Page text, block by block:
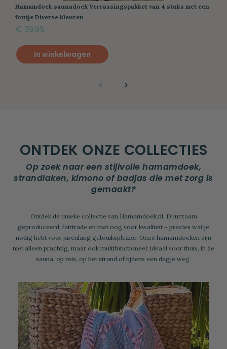
Hamamdoek saunadoek Verrassingspakket van 4 stuks met een
foutje Diverse kleuren
€ 39,95
In winkelwagen
ONTDEK ONZE COLLECTIES
Op zoek naar een stijlvolle hamamdoek,
strandlaken, kimono of badjas die met zorg is
gemaakt?
Ontdek de unieke collectie van Hamamdoek.nl. Duurzaam
geproduceerd, fairtrade en met oog voor kwaliteit – precies wat je
nodig hebt voor jarenlang gebruiksplezier. Onze hamamdoeken zijn
niet alleen prachtig, maar ook multifunctioneel: ideaal voor thuis, in de
sauna, op reis, op het strand of tijdens een dagje weg.